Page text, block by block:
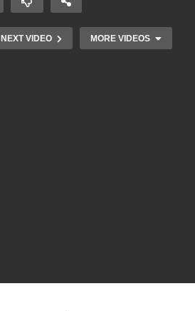
NEXT VIDEO MORE VIDEOS